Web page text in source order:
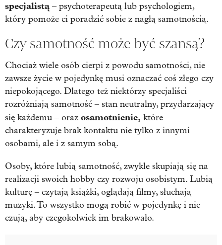
specjalistą – psychoterapeutą lub psychologiem,
który pomoże ci poradzić sobie z nagłą samotnością.
Czy samotność może być szansą?
Chociaż wiele osób cierpi z powodu samotności, nie
zawsze życie w pojedynkę musi oznaczać coś złego czy
niepokojącego. Dlatego też niektórzy specjaliści
rozróżniają samotność – stan neutralny, przydarzający
się każdemu – oraz osamotnienie, które
charakteryzuje brak kontaktu nie tylko z innymi
osobami, ale i z samym sobą.
Osoby, które lubią samotność, zwykle skupiają się na
realizacji swoich hobby czy rozwoju osobistym. Lubią
kulturę – czytają książki, oglądają filmy, słuchają
muzyki. To wszystko mogą robić w pojedynkę i nie
czują, aby czegokolwiek im brakowało.